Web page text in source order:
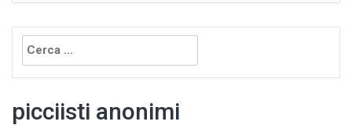
Ricerca
per:
picciisti anonimi